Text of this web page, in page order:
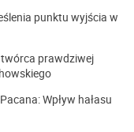
punktu wyjścia w
prawdziwej
Wpływ hałasu